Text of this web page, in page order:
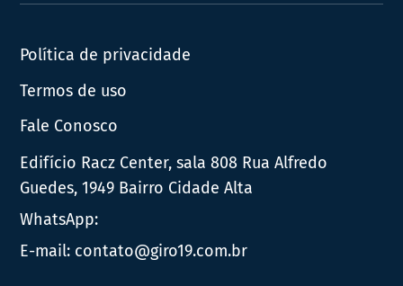
Política de privacidade
Termos de uso
Fale Conosco
Edifício Racz Center, sala 808 Rua Alfredo
Guedes, 1949 Bairro Cidade Alta
WhatsApp:
E-mail: contato@giro19.com.br